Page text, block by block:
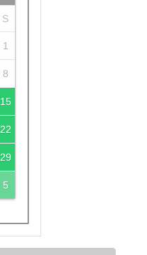
S
1
8
15
22
29
5